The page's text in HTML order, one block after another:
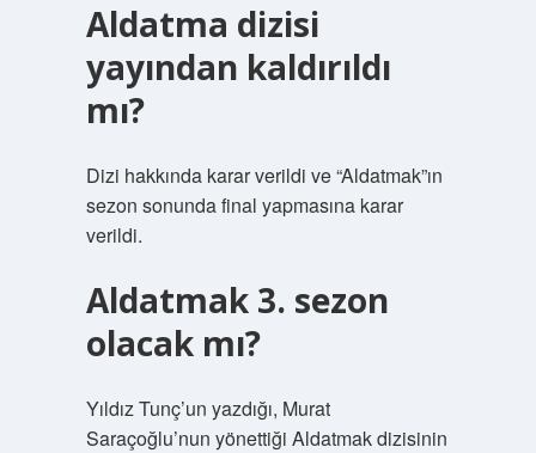
Aldatma dizisi
yayından kaldırıldı
mı?
Dizi hakkında karar verildi ve “Aldatmak”ın
sezon sonunda final yapmasına karar
verildi.
Aldatmak 3. sezon
olacak mı?
Yıldız Tunç’un yazdığı, Murat
Saraçoğlu’nun yönettiği Aldatmak dizisinin